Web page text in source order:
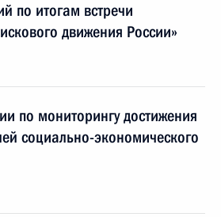
по итогам встречи
движения России»
по мониторингу достижения
социально-экономического